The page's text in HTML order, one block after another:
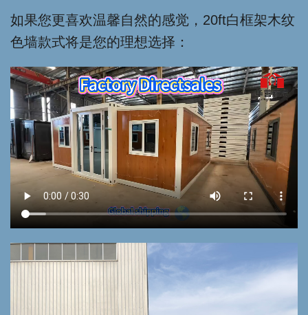
如果您更喜欢温馨自然的感觉，20ft白框架木纹
色墙款式将是您的理想选择：